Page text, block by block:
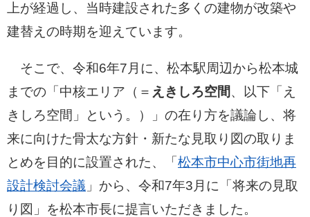
上が経過し、当時建設された多くの建物が改築や
建替えの時期を迎えています。
そこで、令和6年7月に、松本駅周辺から松本城
までの「中核エリア（＝ えきしろ空間、以下「え
きしろ空間」という。）」の在り方を議論し、将
来に向けた骨太な方針・新たな見取り図の取りま
とめを目的に設置された、「 松本市中心市街地再
設計検討会議 」から、令和7年3月に「将来の見取
り図」を松本市長に提言いただきました。